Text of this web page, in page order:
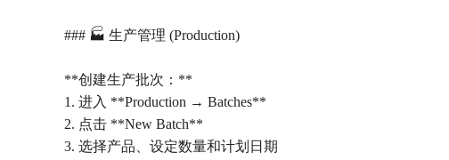
### 🏭 生产管理 (Production)
**创建生产批次：**
1. 进入 **Production → Batches**
2. 点击 **New Batch**
3. 选择产品、设定数量和计划日期